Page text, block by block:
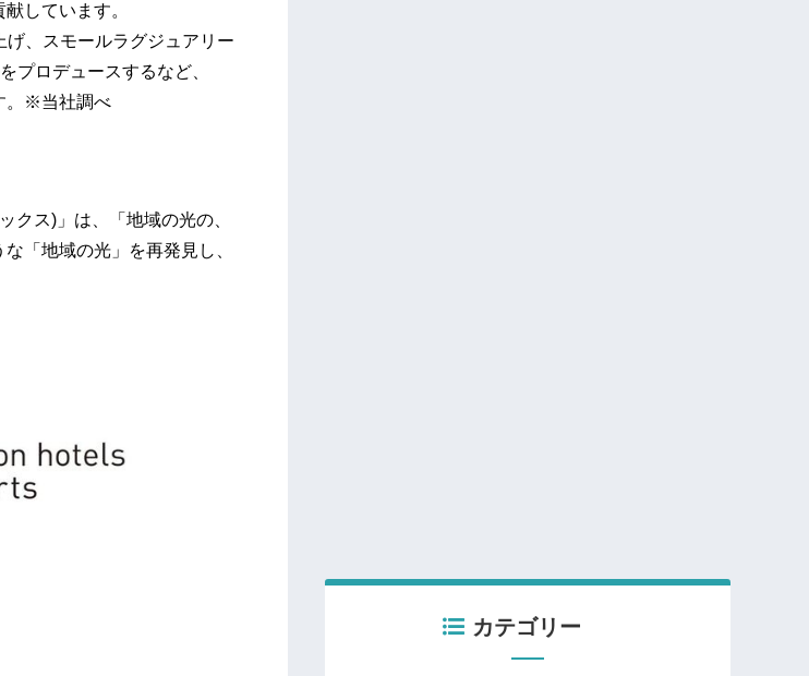
しています。
、スモールラグジュアリー
プロデュースするなど、
。※当社調べ
クス)」は、「地域の光の、
「地域の光」を再発見し、
カテゴリー